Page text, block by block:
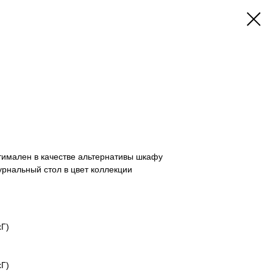
в качестве альтернативы шкафу
стол в цвет коллекции